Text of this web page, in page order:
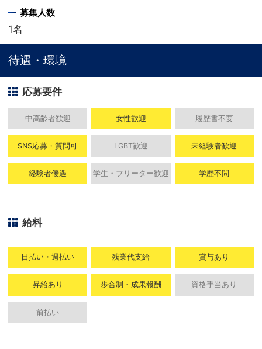
募集人数
1名
待遇・環境
応募要件
中高齢者歓迎 女性歓迎 履歴書不要
SNS応募・質問可 LGBT歓迎 未経験者歓迎
経験者優遇 学生・フリーター歓迎 学歴不問
給料
日払い・週払い 残業代支給 賞与あり
昇給あり 歩合制・成果報酬 資格手当あり
前払い